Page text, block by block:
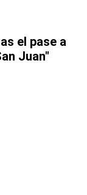
el pase a
Juan"